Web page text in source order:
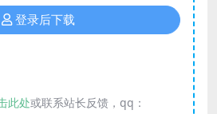
登录后下载
此处或联系站长反馈，qq：